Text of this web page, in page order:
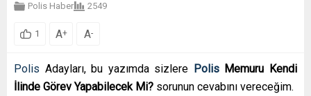
Polis Haber 2549
1 A+ A-
Polis Adayları, bu yazımda sizlere PolisMemuru Kendi
İlinde Görev Yapabilecek Mi? sorunun cevabını vereceğim.